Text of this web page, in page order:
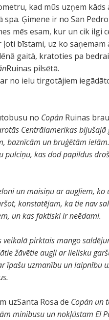
kad mūs uzņem
Ģimene ir no San
mēs esam, kur un cik ilgi
ļoti bīstami, uz ko
gaitā, kratoties pa
Ruinas pilsētā.
no ielu tirgotājiem
no Copán Ruinas
Centrālamerikas
un bruģētām
kas dod papildus
un maisiņu ar augļiem,
konstatējam, ka tie nav
un kas faktiski ir neēdami.
veikalā pirktais mango
žāvētie augļi ar lielisku
īpašu uzmanību un laipnību
uzSanta Rosa de Copán un
minibusu un nokļūstam El